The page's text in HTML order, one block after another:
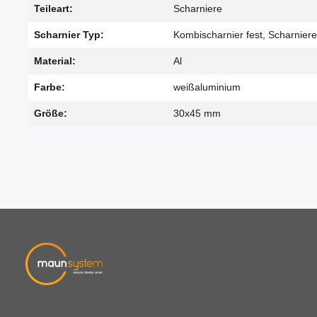
Teileart: Scharniere
Scharnier Typ: Kombischarnier fest,
Material: Al
Farbe: weißaluminium
Größe: 30x45 mm